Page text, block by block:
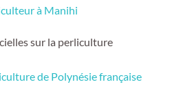
à Manihi
sur la perliculture
de Polynésie française